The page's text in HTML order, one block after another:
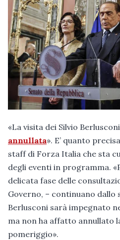
«La visita dei Silvio
annullata». E’ quanto
staff di Forza Italia che sta
degli eventi in programma.
delicata fase delle
Governo, – continuano dallo
Berlusconi sarà impegnato
ma non ha affatto annullato
pomeriggio».